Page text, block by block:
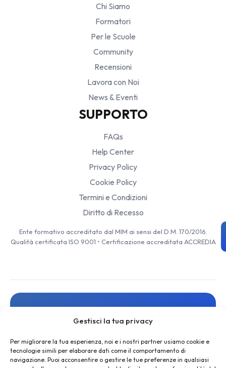
Gestisci la tua privacy
Per migliorare la tua esperienza, noi e i nostri partner usiamo cookie e
tecnologie simili per elaborare dati come il comportamento di
navigazione. Puoi acconsentire o gestire le tue preferenze in qualsiasi
Chi Siamo
Formatori
Per le Scuole
Community
Recensioni
Lavora con Noi
News & Eventi
SUPPORTO
FAQs
Help Center
Privacy Policy
Cookie Policy
Termini e Condizioni
Diritto di Recesso
Ente formativo accreditato dal MIM ai sensi del D.M. 170/2016.
Qualità certificata ISO 9001 • Certificazione accreditata ACCREDIA
Resta aggiornato
e offerte esclusive